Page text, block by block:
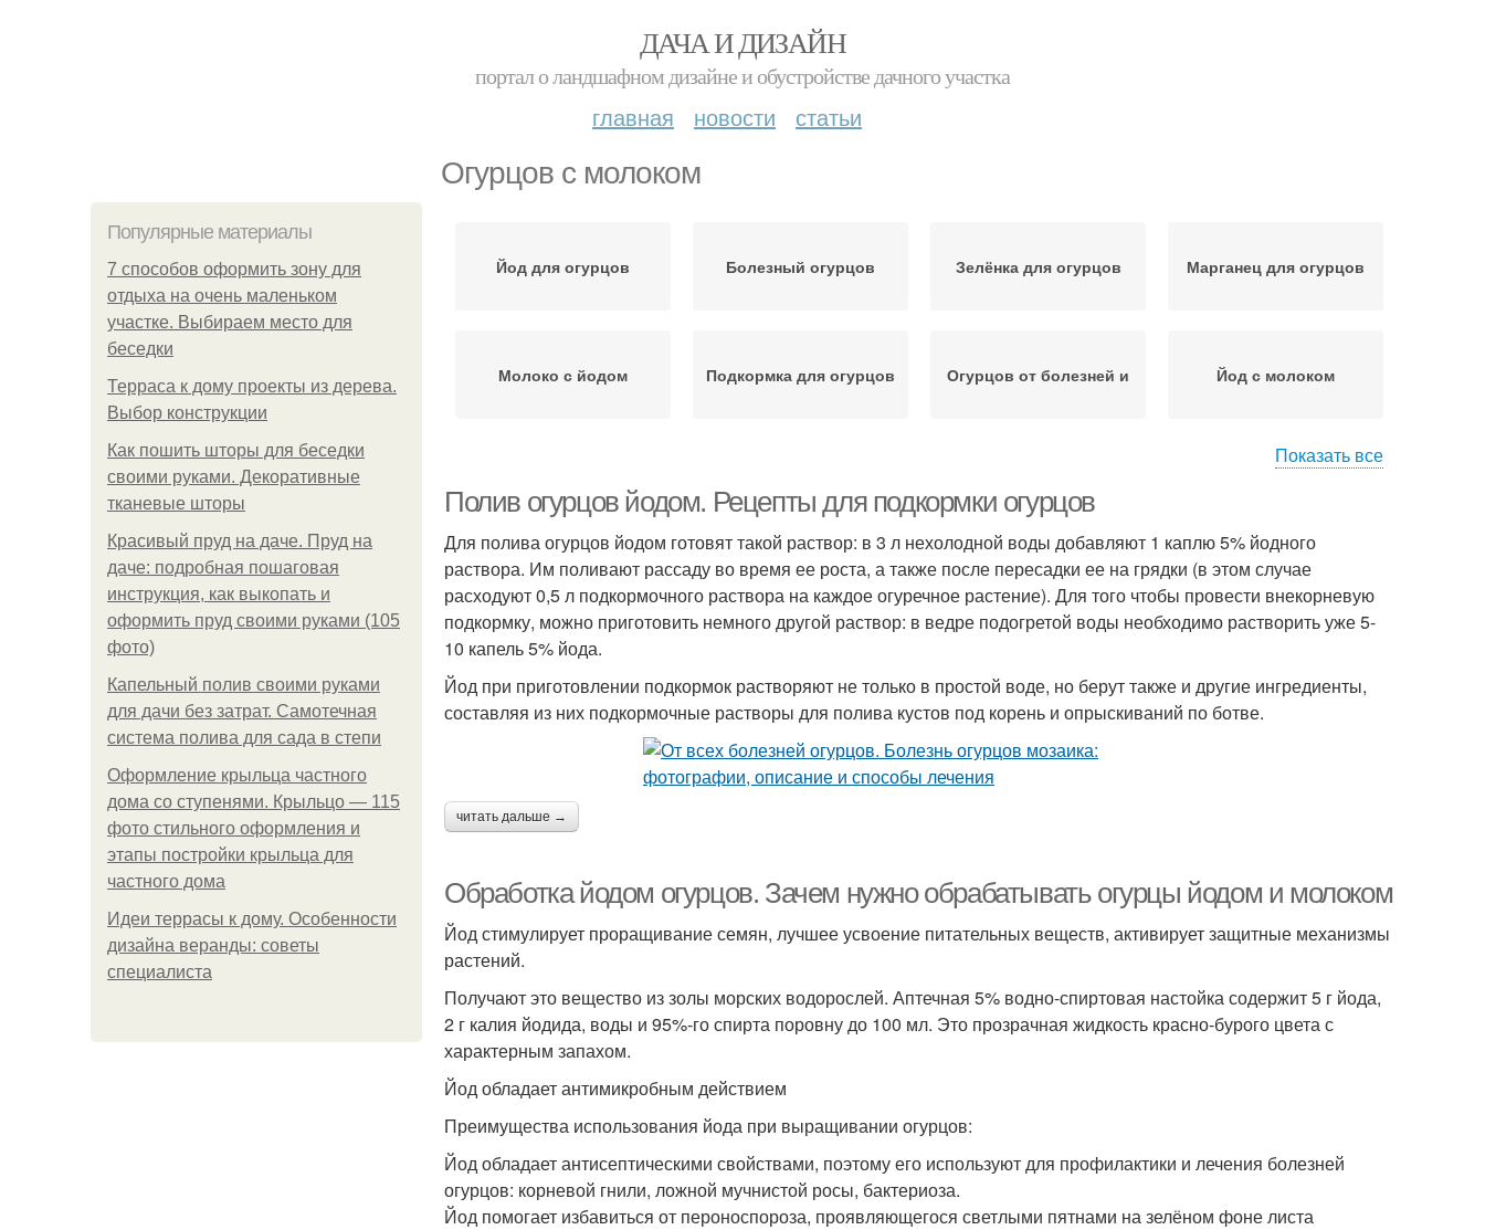
ДАЧА И ДИЗАЙН
портал о ландшафном дизайне и обустройстве дачного участка
главная новости статьи
Огурцов с молоком
Популярные материалы
7 способов оформить зону для
отдыха на очень маленьком
участке. Выбираем место для
беседки
Терраса к дому проекты из дерева.
Выбор конструкции
Как пошить шторы для беседки
своими руками. Декоративные
тканевые шторы
Красивый пруд на даче. Пруд на
даче: подробная пошаговая
инструкция, как выкопать и
оформить пруд своими руками (105
фото)
Капельный полив своими руками
для дачи без затрат. Самотечная
система полива для сада в степи
Оформление крыльца частного
дома со ступенями. Крыльцо — 115
фото стильного оформления и
этапы постройки крыльца для
частного дома
Идеи террасы к дому. Особенности
дизайна веранды: советы
специалиста
Йод для огурцов Болезный огурцов Зелёнка для огурцов Марганец для огурцов
Молоко с йодом Подкормка для огурцов Огурцов от болезней и Йод с молоком
Показать все
Полив огурцов йодом. Рецепты для подкормки огурцов
Для полива огурцов йодом готовят такой раствор: в 3 л нехолодной воды добавляют 1 каплю 5% йодного
раствора. Им поливают рассаду во время ее роста, а также после пересадки ее на грядки (в этом случае
расходуют 0,5 л подкормочного раствора на каждое огуречное растение). Для того чтобы провести внекорневую
подкормку, можно приготовить немного другой раствор: в ведре подогретой воды необходимо растворить уже 5-
10 капель 5% йода.
Йод при приготовлении подкормок растворяют не только в простой воде, но берут также и другие ингредиенты,
составляя из них подкормочные растворы для полива кустов под корень и опрыскиваний по ботве.
читать дальше →
Обработка йодом огурцов. Зачем нужно обрабатывать огурцы йодом и молоком
Йод стимулирует проращивание семян, лучшее усвоение питательных веществ, активирует защитные механизмы
растений.
Получают это вещество из золы морских водорослей. Аптечная 5% водно-спиртовая настойка содержит 5 г йода,
2 г калия йодида, воды и 95%-го спирта поровну до 100 мл. Это прозрачная жидкость красно-бурого цвета с
характерным запахом.
Йод обладает антимикробным действием
Преимущества использования йода при выращивании огурцов:
Йод обладает антисептическими свойствами, поэтому его используют для профилактики и лечения болезней
огурцов: корневой гнили, ложной мучнистой росы, бактериоза.
Йод помогает избавиться от пероноспороза, проявляющегося светлыми пятнами на зелёном фоне листа